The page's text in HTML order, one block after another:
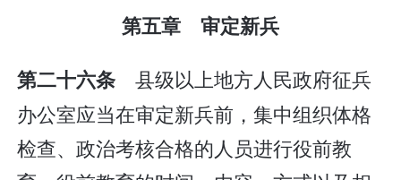
第五章 审定新兵
第二十六条 县级以上地方人民政府征兵
办公室应当在审定新兵前，集中组织体格
检查、政治考核合格的人员进行役前教